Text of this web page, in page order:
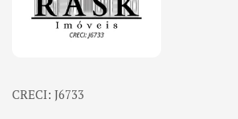
CRECI: J6733